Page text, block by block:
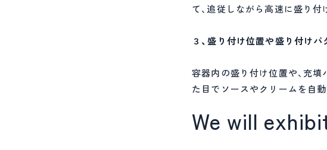
て、追従しながら高速に盛り付
３、盛り付け位置や盛り付けパ
容器内の盛り付け位置や、充
た目でソースやクリームを自
We will